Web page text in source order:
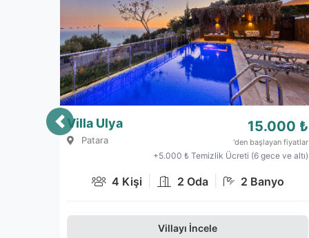
Villa Apelia
Çayköy
13.250 ₺
'den başlayan fiyatlar
+3.500 ₺ Temizlik Ücreti (6 gece ve altı)
4 Kişi 2 Oda 2 Banyo
Villayı İncele